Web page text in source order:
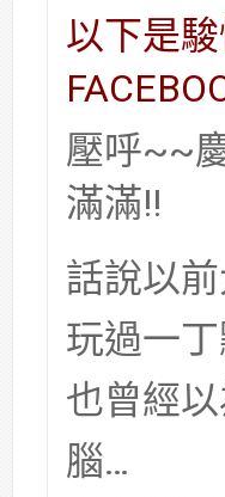
以下是
壓呼~~
滿滿!!
話說以
玩過一
也曾經
腦…